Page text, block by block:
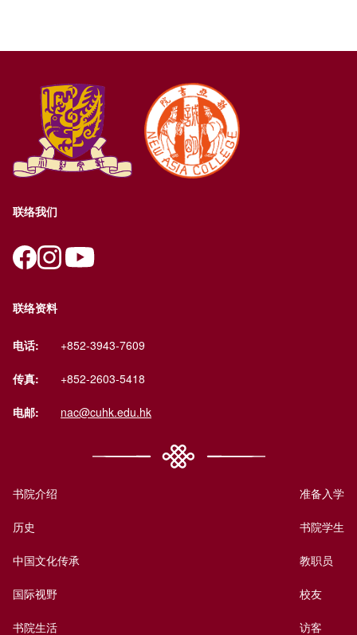
联络我们
联络资料
电话: +852-3943-7609
传真: +852-2603-5418
电邮: nac@cuhk.edu.hk
书院介绍
历史
中国文化传承
国际视野
书院生活
准备入学
书院学生
教职员
校友
访客